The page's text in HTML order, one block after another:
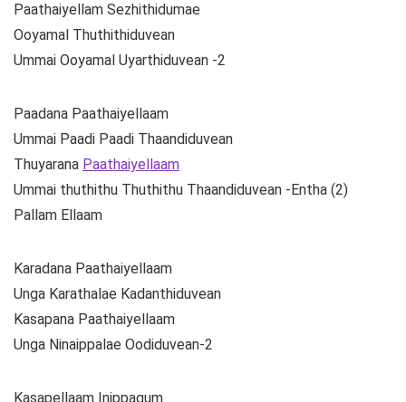
Paathaiyellam Sezhithidumae
Ooyamal Thuthithiduvean
Ummai Ooyamal Uyarthiduvean -2
Paadana Paathaiyellaam
Ummai Paadi Paadi Thaandiduvean
Thuyarana Paathaiyellaam
Ummai thuthithu Thuthithu Thaandiduvean -Entha (2)
Pallam Ellaam
Karadana Paathaiyellaam
Unga Karathalae Kadanthiduvean
Kasapana Paathaiyellaam
Unga Ninaippalae Oodiduvean-2
Kasapellaam Inippagum